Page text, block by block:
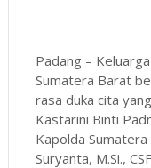
Padang –
Sumatera Barat
rasa duka cita
Kastarini Binti
Kapolda
Suryanta, M.Si.,